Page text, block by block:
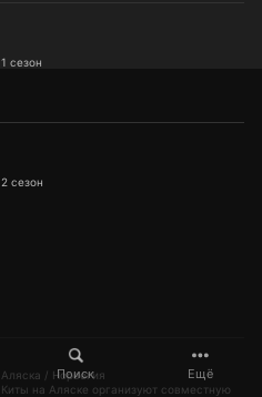
Поиск Ещё
1 сезон
2 сезон
Аляска / Норвегия
Киты на Аляске организуют совместную